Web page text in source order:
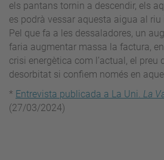
els pantans tornin a descendir, els
es podrà vessar aquesta aigua al riu
Pel que fa a les dessaladores, un
faria augmentar massa la factura,
crisi energètica com l’actual, el preu
desorbitat si confiem només en
* Entrevista publicada a La Uni. La
(27/03/2024)